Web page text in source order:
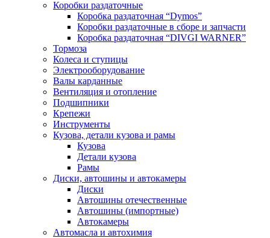
Коробки раздаточные
Коробка раздаточная “Dymos”
Коробки раздаточные в сборе и запчасти
Коробка раздаточная “DIVGI WARNER”
Тормоза
Колеса и ступицы
Электрооборудование
Валы карданные
Вентиляция и отопление
Подшипники
Крепежи
Инструменты
Кузова, детали кузова и рамы
Кузова
Детали кузова
Рамы
Диски, автошины и автокамеры
Диски
Автошины отечественные
Автошины (импортные)
Автокамеры
Автомасла и автохимия